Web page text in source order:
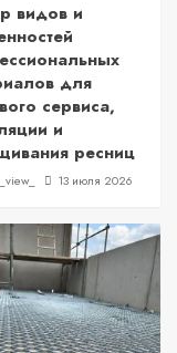
видов и
для
сервиса,
и
ресниц
13 июля 2026